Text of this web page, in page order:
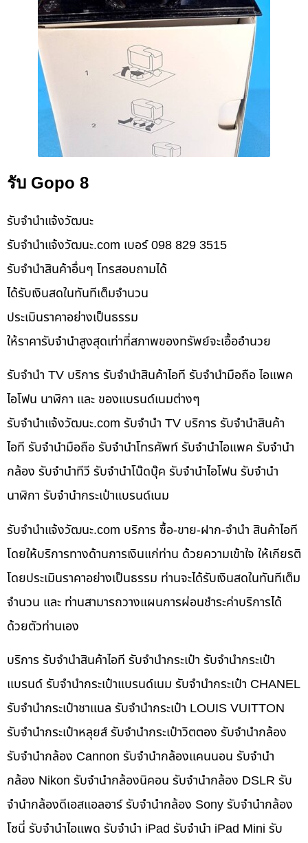
รับ Gopo 8
รับจํานําแจ้งวัฒนะ
รับจํานําแจ้งวัฒนะ.com เบอร์ 098 829 3515
รับจำนำสินค้าอื่นๆ โทรสอบถามได้
ได้รับเงินสดในทันทีเต็มจำนวน
ประเมินราคาอย่างเป็นธรรม
ให้ราคารับจำนำสูงสุดเท่าที่สภาพของทรัพย์จะเอื้ออำนวย
รับจำนำ TV บริการ รับจำนำสินค้าไอที รับจำนำมือถือ ไอแพค
ไอโฟน นาฬิกา และ ของแบรนด์เนมต่างๆ
รับจํานําแจ้งวัฒนะ.com รับจำนำ TV บริการ รับจำนำสินค้า
ไอที รับจำนำมือถือ รับจำนำโทรศัพท์ รับจำนำไอแพค รับจำนำ
กล้อง รับจำนำทีวี รับจำนำโน๊ดบุ๊ค รับจำนำไอโฟน รับจำนำ
นาฬิกา รับจำนำกระเป๋าแบรนด์เนม
รับจํานําแจ้งวัฒนะ.com บริการ ซื้อ-ขาย-ฝาก-จำนำ สินค้าไอที
โดยให้บริการทางด้านการเงินแก่ท่าน ด้วยความเข้าใจ ให้เกียรติ
โดยประเมินราคาอย่างเป็นธรรม ท่านจะได้รับเงินสดในทันทีเต็ม
จำนวน และ ท่านสามารถวางแผนการผ่อนชำระค่าบริการได้
ด้วยตัวท่านเอง
บริการ รับจำนำสินค้าไอที รับจำนำกระเป๋า รับจำนำกระเป๋า
แบรนด์ รับจำนำกระเป๋าแบรนด์เนม รับจำนำกระเป๋า CHANEL
รับจำนำกระเป๋าชาแนล รับจำนำกระเป๋า LOUIS VUITTON
รับจำนำกระเป๋าหลุยส์ รับจำนำกระเป๋าวิตตอง รับจำนำกล้อง
รับจำนำกล้อง Cannon รับจำนำกล้องแคนนอน รับจำนำ
กล้อง Nikon รับจำนำกล้องนิคอน รับจำนำกล้อง DSLR รับ
จำนำกล้องดีเอสแอลอาร์ รับจำนำกล้อง Sony รับจำนำกล้อง
โซนี่ รับจำนำไอแพด รับจำนำ iPad รับจำนำ iPad Mini รับ